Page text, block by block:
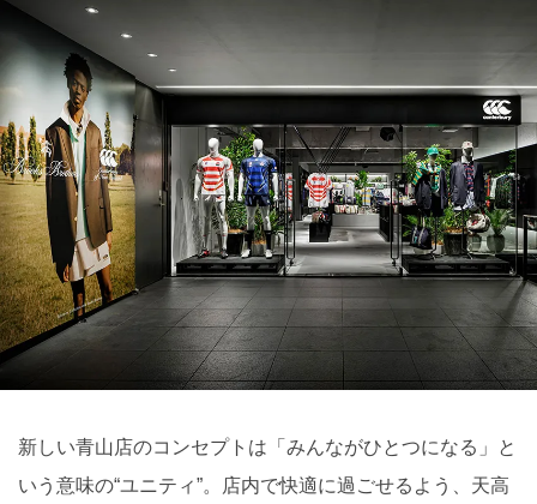
新しい⻘山店のコンセプトは「みんながひとつになる」と
いう意味の“ユニティ”。店内で快適に過ごせるよう、天高